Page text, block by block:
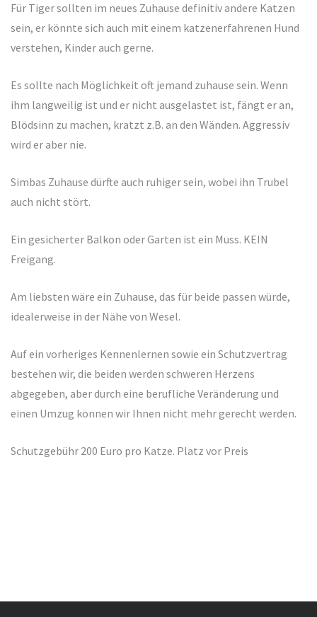
Für Tiger sollten im neues Zuhause definitiv andere Katzen
sein, er könnte sich auch mit einem katzenerfahrenen Hund
verstehen, Kinder auch gerne.
Es sollte nach Möglichkeit oft jemand zuhause sein. Wenn
ihm langweilig ist und er nicht ausgelastet ist, fängt er an,
Blödsinn zu machen, kratzt z.B. an den Wänden. Aggressiv
wird er aber nie.
Simbas Zuhause dürfte auch ruhiger sein, wobei ihn Trubel
auch nicht stört.
Ein gesicherter Balkon oder Garten ist ein Muss. KEIN
Freigang.
Am liebsten wäre ein Zuhause, das für beide passen würde,
idealerweise in der Nähe von Wesel.
Auf ein vorheriges Kennenlernen sowie ein Schutzvertrag
bestehen wir, die beiden werden schweren Herzens
abgegeben, aber durch eine berufliche Veränderung und
einen Umzug können wir Ihnen nicht mehr gerecht werden.
Schutzgebühr 200 Euro pro Katze. Platz vor Preis